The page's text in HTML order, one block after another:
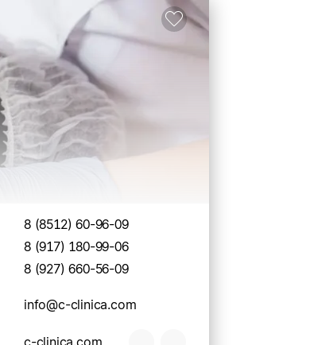
8 (8512) 60-96-09
8 (917) 180-99-06
8 (927) 660-56-09
info@c-clinica.com
c-clinica.com